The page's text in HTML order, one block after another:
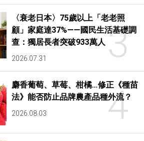
3
〈衰老日本〉75歲以上「老老照
顧」家庭達37%——國民生活基礎調
查：獨居長者突破933萬人
2026.07.31
4
麝香葡萄、草莓、柑橘…修正《種苗
法》能否防止品牌農產品種外流？
2026.08.03